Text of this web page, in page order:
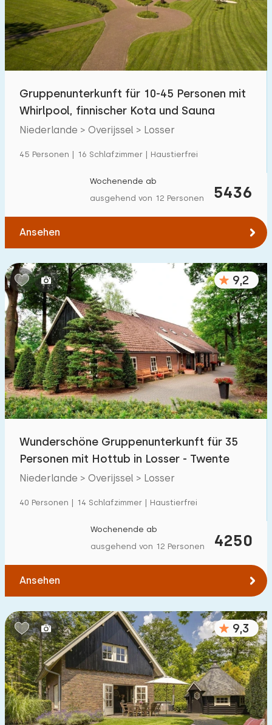
Schwimmbad 0
Eingezäunter Garten 0
Haustierfrei 5
Ladestation Auto
€ 0 — € 1000+
Schlafzimmern:
1 2 3 4
Badezimmer:
1 2 3 4 5
Entfernungen
Von Losser(max. km) :
Zum Meer(max. km):
5 10
1 2
Zum Wasser(max. km):
1 2 10 20
Zu öffentlichen Verkehrsmitteln(max. km):
0,2 0,5 1 2 5
Gruppenunterkunft für 10-45 Personen mit
Whirlpool, finnischer Kota und Sauna
Niederlande > Overijssel > Losser
45 Personen | 16 Schlafzimmer | Haustierfrei
5436
Wochenende ab
ausgehend von 12 Personen
Ansehen
9,2
Wunderschöne Gruppenunterkunft für 35
Personen mit Hottub in Losser - Twente
Niederlande > Overijssel > Losser
40 Personen | 14 Schlafzimmer | Haustierfrei
4250
Wochenende ab
ausgehend von 12 Personen
Ansehen
9,3